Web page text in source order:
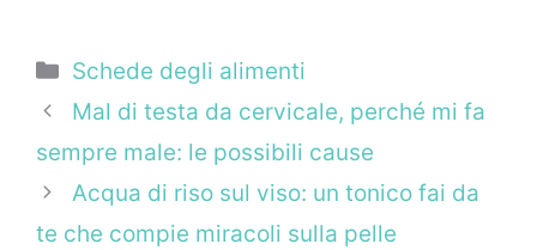
Categorie
Schede degli alimenti
Mal di testa da cervicale, perché mi fa
sempre male: le possibili cause
Acqua di riso sul viso: un tonico fai da
te che compie miracoli sulla pelle